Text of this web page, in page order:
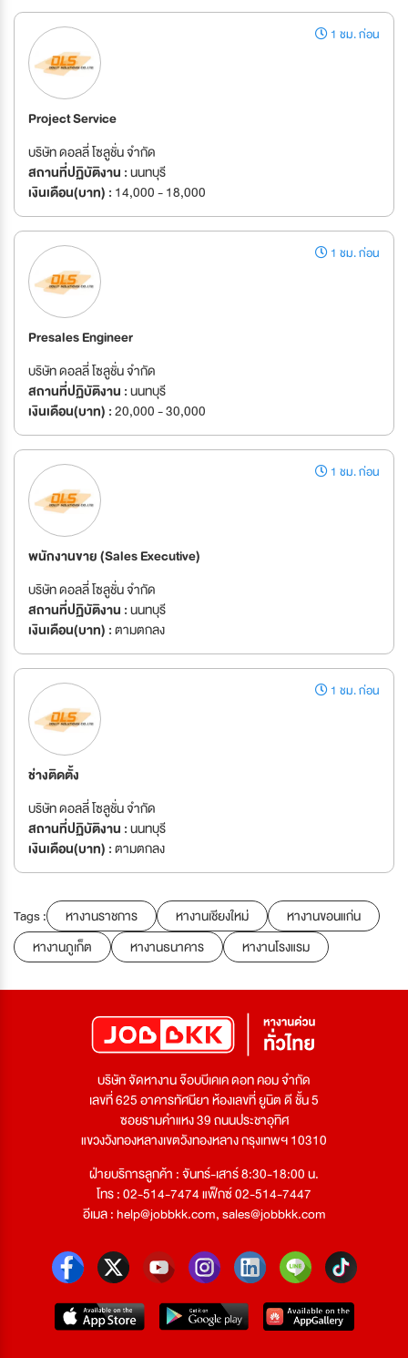
1 ชม. ก่อน
Project Service
บริษัท ดอลลี่ โซลูชั่น จำกัด
สถานที่ปฏิบัติงาน :นนทบุรี
เงินเดือน(บาท) : 14,000 - 18,000
1 ชม. ก่อน
Presales Engineer
บริษัท ดอลลี่ โซลูชั่น จำกัด
สถานที่ปฏิบัติงาน :นนทบุรี
เงินเดือน(บาท) :20,000 - 30,000
1 ชม. ก่อน
พนักงานขาย (Sales Executive)
บริษัท ดอลลี่ โซลูชั่น จำกัด
สถานที่ปฏิบัติงาน :นนทบุรี
เงินเดือน(บาท) :ตามตกลง
1 ชม. ก่อน
ช่างติดตั้ง
บริษัท ดอลลี่ โซลูชั่น จำกัด
สถานที่ปฏิบัติงาน :นนทบุรี
เงินเดือน(บาท) :ตามตกลง
Tags : หางานราชการ หางานเชียงใหม่
หางานขอนแก่น
หางานภูเก็ต
หางานธนาคาร หางานโรงแรม
บริษัท จัดหางาน จ๊อบบีเคเค ดอท คอม จำกัด
เลขที่ 625 อาคารทัศนียา ห้องเลขที่ ยูนิต ดี ชั้น 5
ซอยรามคำแหง 39 ถนนประชาอุทิศ
แขวงวังทองหลางเขตวังทองหลาง กรุงเทพฯ 10310
ฝ่ายบริการลูกค้า : จันทร์-เสาร์ 8:30-18:00 น.
โทร : 02-514-7474 แฟ็กซ์ 02-514-7447
อีเมล :help@jobbkk.com,sales@jobbkk.com